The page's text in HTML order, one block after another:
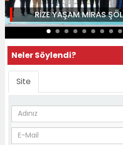
RİZE YAŞAM MİRAS
Neler Söylendi?
Site